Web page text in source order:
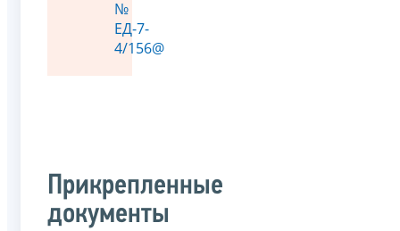
№
ЕД-7-
4/156@
Прикрепленные
документы